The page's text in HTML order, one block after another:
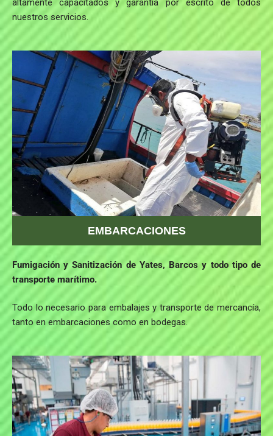
altamente capacitados y garantía por escrito de todos
nuestros servicios.
EMBARCACIONES
Fumigación y Sanitización de Yates, Barcos y todo tipo de
transporte marítimo.
Todo lo necesario para embalajes y transporte de mercancía,
tanto en embarcaciones como en bodegas.